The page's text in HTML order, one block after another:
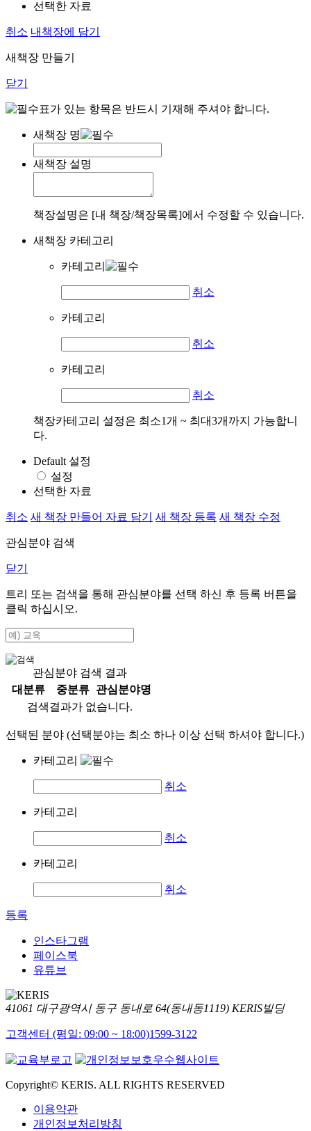
선택한 자료
취소 내책장에 담기
새책장 만들기
닫기
표가 있는 항목은 반드시 기재해 주셔야 합니다.
새책장 명
새책장 설명
책장설명은 [내 책장/책장목록]에서 수정할 수 있습니다.
새책장 카테고리
카테고리
취소
카테고리
취소
카테고리
취소
책장카테고리 설정은 최소1개 ~ 최대3개까지 가능합니
다.
Default 설정
설정
선택한 자료
취소 새 책장 만들어 자료 담기 새 책장 등록 새 책장 수정
관심분야 검색
닫기
트리 또는 검색을 통해 관심분야를 선택 하신 후 등록 버튼을
클릭 하십시오.
관심분야 검색 결과
대분류
중분류
관심분야명
검색결과가 없습니다.
선택된 분야 (선택분야는 최소 하나 이상 선택 하셔야 합니다.)
카테고리
취소
카테고리
취소
카테고리
취소
등록
인스타그램
페이스북
유튜브
41061 대구광역시 동구 동내로 64(동내동1119) KERIS빌딩
고객센터 (평일: 09:00 ~ 18:00)1599-3122
Copyright© KERIS. ALL RIGHTS RESERVED
이용약관
개인정보처리방침